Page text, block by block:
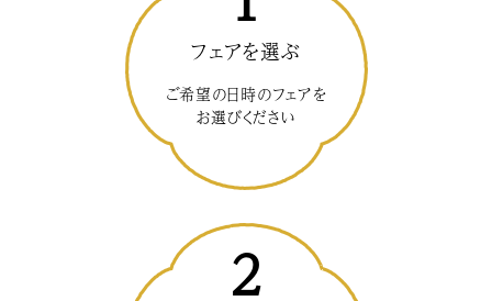
フェアを選ぶ
ご希望の日時のフェアを
お選びください
2